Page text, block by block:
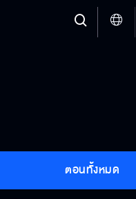
ตอนทั้งหมด